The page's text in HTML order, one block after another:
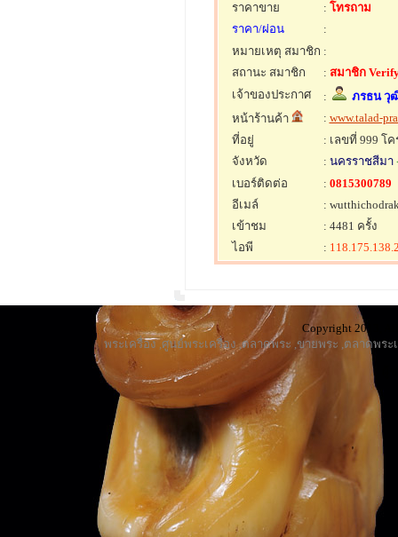
ราคาขาย
: โทรถาม
ราคา/ผ่อน
:
หมายเหตุ สมาชิก :
สถานะ สมาชิก
: สมาชิก
เจ้าของประกาศ
:
ภรธน วุ
หน้าร้านค้า
: www.talad-
ที่อยู่
: เลขที่ 999 โ
จังหวัด
: นครราชสีมา
เบอร์ติดต่อ : 0815300789
อีเมล์
:
เข้าชม
: 4481 ครั้ง
ไอพี
:
Copyright 2013,
พระเครื่อง ,ศูนย์พระเครื่อง,ตลาดพระ ,ขายพระ ,ตลาดพระ